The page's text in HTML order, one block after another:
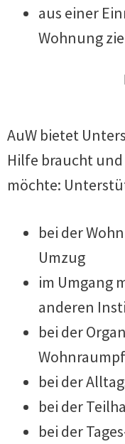
aus einer
Wohnung
AuW bietet
Hilfe braucht
möchte:
bei der
Umzug
im Umgang
anderen
bei der
bei der
bei der
bei der